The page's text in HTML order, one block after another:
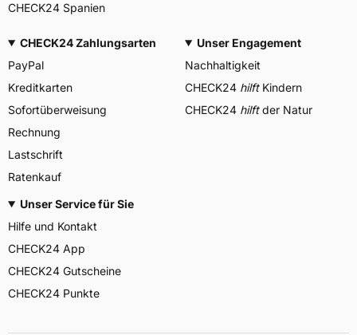
CHECK24 Spanien
CHECK24 Zahlungsarten
PayPal
Kreditkarten
Sofortüberweisung
Rechnung
Lastschrift
Ratenkauf
Unser Engagement
Nachhaltigkeit
CHECK24 hilftKindern
CHECK24 hilftder Natur
Unser Service für Sie
Hilfe und Kontakt
CHECK24 App
CHECK24 Gutscheine
CHECK24 Punkte